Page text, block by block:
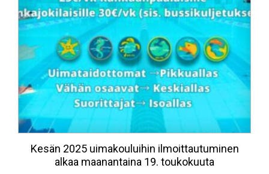
Kesän 2025 uimakouluihin ilmoittautuminen
alkaa maanantaina 19. toukokuuta